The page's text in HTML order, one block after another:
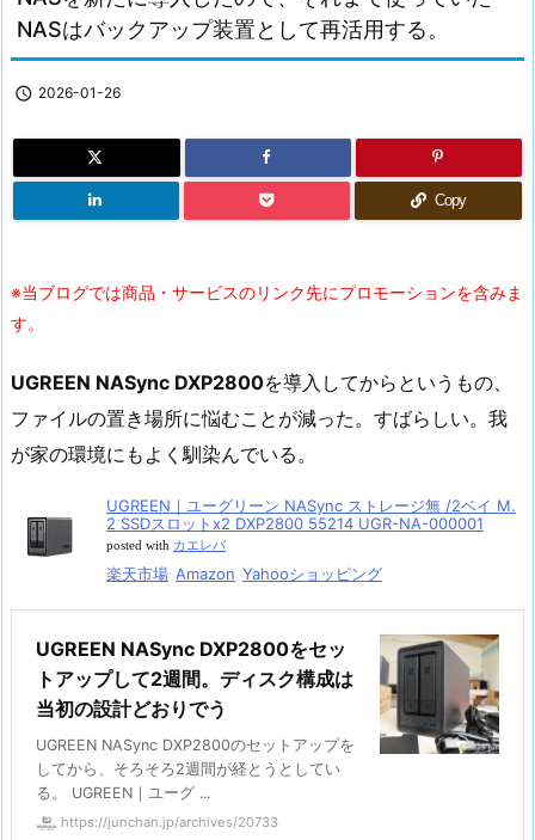
NASはバックアップ装置として再活用する。
 2026-01-26
Copy
※当ブログでは商品・サービスのリンク先にプロモーションを含みま
す。
UGREEN NASync DXP2800を導入してからというもの、
ファイルの置き場所に悩むことが減った。すばらしい。我
が家の環境にもよく馴染んでいる。
UGREEN｜ユーグリーン NASync ストレージ無 /2ベイ M.
2 SSDスロットx2 DXP2800 55214 UGR-NA-000001
posted with カエレバ
楽天市場 Amazon Yahooショッピング
UGREEN NASync DXP2800をセッ
トアップして2週間。ディスク構成は
当初の設計どおりでう
UGREEN NASync DXP2800のセットアップを
してから、そろそろ2週間が経とうとしてい
る。 UGREEN｜ユーグ ...
https://junchan.jp/archives/20733